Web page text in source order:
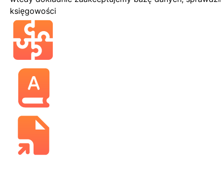
księgowości